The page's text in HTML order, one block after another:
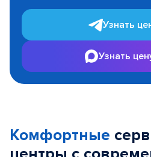
Узнать
Узнать
Комфортные